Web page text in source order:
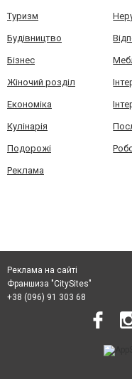
Туризм
Будівництво
Бізнес
Жіночий розділ
Економіка
Кулінарія
Подорожі
Реклама
Реклама на сайті
Франшиза "CitySites"
+38 (096) 91 303 68